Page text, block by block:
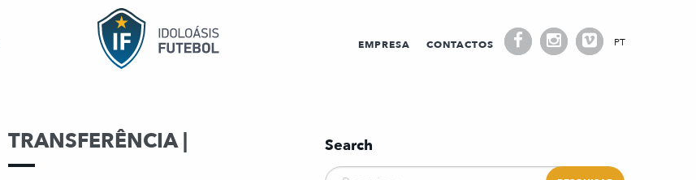
EMPRESA CONTACTOS PT
TRANSFERÊNCIA | Search